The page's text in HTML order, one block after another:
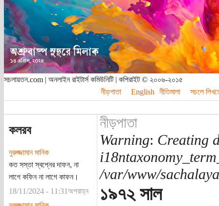
সচলায়তন.com | অনলাইন রাইটার্স কমিউনিটি | কপিরাইট © ২০০৬-২০১৫
নীড়পাতা
English নীতিমালা সচলে
কলরব
নুরুজ্জামান মানিক
কত সস্তা স্বপ্নের দাফন, না
লাগে কফিন না লাগে কাফন।
18/11/2024 - 11:31অপরাহ্ন
নীড়পাতা
Warning: Creating
/var/www/
১৯৭২ সাল